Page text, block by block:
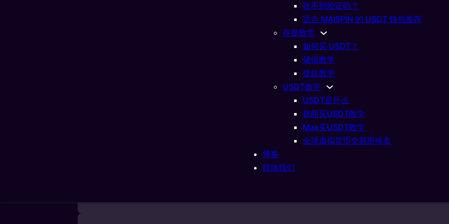
收不到验证码？
适合 MAISPIN 的 USDT 钱包推荐
存提教学
如何买 USDT？
储值教学
提款教学
USDT教学
USDT是什么
超商买USDT教学
Max买USDT教学
全球虚拟货币交易所排名
博客
联络我们
无国际限制 百万玩家推荐 让你随时随地随心所欲畅玩
由MIBS NV 经营，MIBS NV 是一家根据库拉索岛法律注册成立的公司，公司编号为
(Zuikertuin Tower), Willemstad, Curacao，并获得库拉索岛博彩控制委员会许可，可根据许可提供机